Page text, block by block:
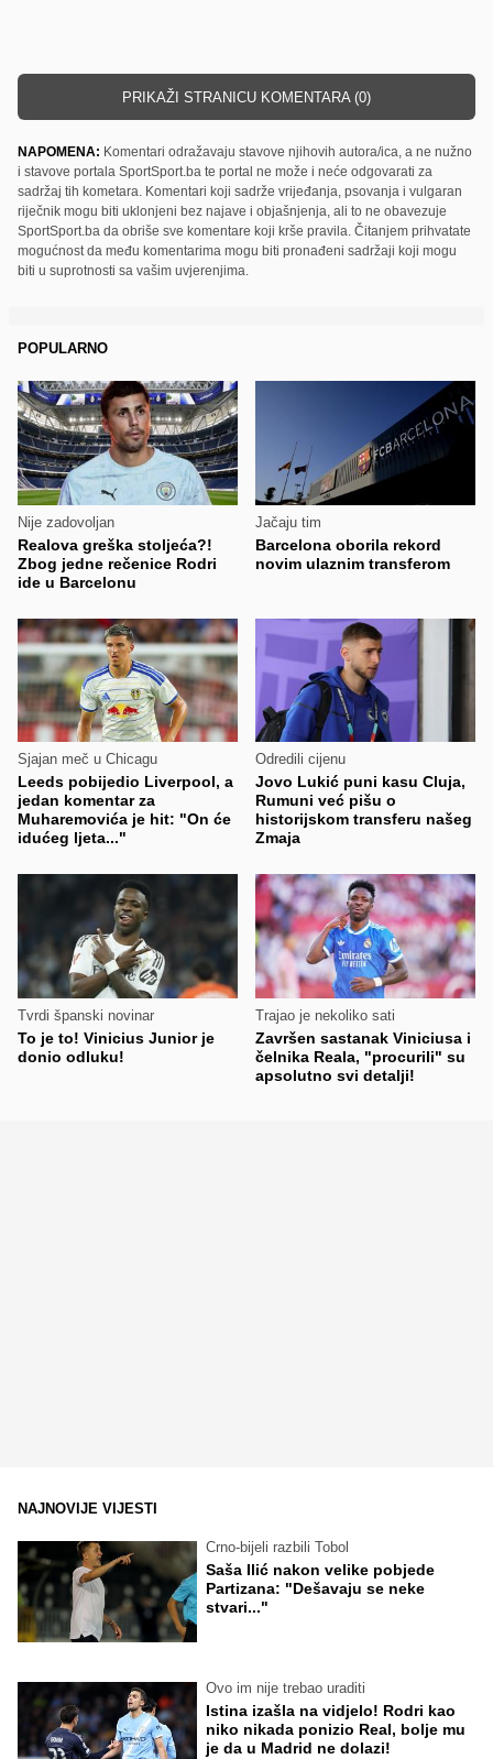
PRIKAŽI STRANICU KOMENTARA (0)
NAPOMENA: Komentari odražavaju stavove njihovih autora/ica, a ne nužno
i stavove portala SportSport.ba te portal ne može i neće odgovarati za
sadržaj tih kometara. Komentari koji sadrže vrijeđanja, psovanja i vulgaran
riječnik mogu biti uklonjeni bez najave i objašnjenja, ali to ne obavezuje
SportSport.ba da obriše sve komentare koji krše pravila. Čitanjem prihvatate
mogućnost da među komentarima mogu biti pronađeni sadržaji koji mogu
biti u suprotnosti sa vašim uvjerenjima.
POPULARNO
Nije zadovoljan
Realova greška stoljeća?!
Zbog jedne rečenice Rodri
ide u Barcelonu
Jačaju tim
Barcelona oborila rekord
novim ulaznim transferom
Sjajan meč u Chicagu
Leeds pobijedio Liverpool, a
jedan komentar za
Muharemovića je hit: "On će
idućeg ljeta..."
Odredili cijenu
Jovo Lukić puni kasu Cluja,
Rumuni već pišu o
historijskom transferu našeg
Zmaja
Tvrdi španski novinar
To je to! Vinicius Junior je
donio odluku!
Trajao je nekoliko sati
Završen sastanak Viniciusa i
čelnika Reala, "procurili" su
apsolutno svi detalji!
NAJNOVIJE VIJESTI
Crno-bijeli razbili Tobol
Saša Ilić nakon velike pobjede
Partizana: "Dešavaju se neke
stvari..."
Ovo im nije trebao uraditi
Istina izašla na vidjelo! Rodri kao
niko nikada ponizio Real, bolje mu
je da u Madrid ne dolazi!